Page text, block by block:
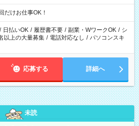
トはだけお仕事OK！
/ 日払いOK / 履歴書不要 / 副業・WワークOK / シ
以上の大量募集 / 電話対応なし / パソコンスキ
応募する 詳細へ
未読